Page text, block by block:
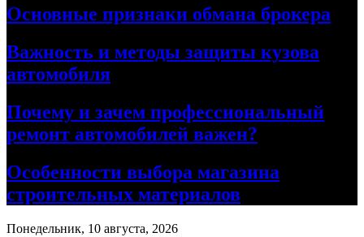
Основные признаки обмана брокера
Важность и методы защиты кузова
автомобиля
Почему и зачем профессиональный
ремонт автомобилей важен?
Особенности выбора магазина
строительных материалов
Понедельник, 10 августа, 2026